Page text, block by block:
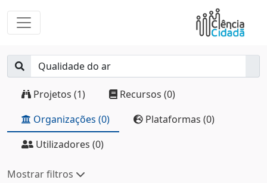
Projetos (1)
Recursos (0)
Organizações (0)
Plataformas (0)
Utilizadores (0)
Mostrar filtros